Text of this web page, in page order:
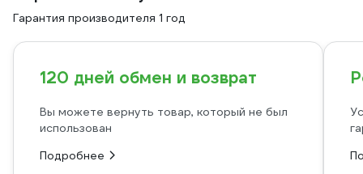
Гарантия производителя 1 год
120 дней обмен и возврат
Вы можете вернуть товар, который не был
использован
Подробнее